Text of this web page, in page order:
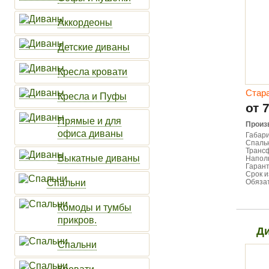
Аккордеоны
Детские диваны
Кресла кровати
Кресла и Пуфы
Прямые и для
офиса диваны
Выкатные диваны
Спальни
Комоды и тумбы
прикров.
Спальни
от
Срок